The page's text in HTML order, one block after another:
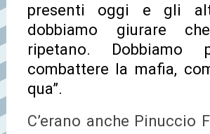
presenti oggi e gli
dobbiamo giurare
ripetano. Dobbiamo
combattere la mafia,
qua”.
C’erano anche Pinuccio